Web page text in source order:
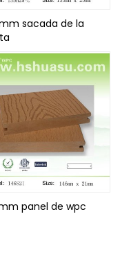
sacada de la
panel de wpc